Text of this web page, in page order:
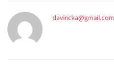
davincka@gmail.com